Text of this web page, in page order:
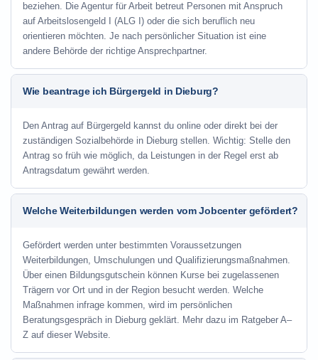
beziehen. Die Agentur für Arbeit betreut Personen mit Anspruch
auf Arbeitslosengeld I (ALG I) oder die sich beruflich neu
orientieren möchten. Je nach persönlicher Situation ist eine
andere Behörde der richtige Ansprechpartner.
Wie beantrage ich Bürgergeld in Dieburg?
Den Antrag auf Bürgergeld kannst du online oder direkt bei der
zuständigen Sozialbehörde in Dieburg stellen. Wichtig: Stelle den
Antrag so früh wie möglich, da Leistungen in der Regel erst ab
Antragsdatum gewährt werden.
Welche Weiterbildungen werden vom Jobcenter gefördert?
Gefördert werden unter bestimmten Voraussetzungen
Weiterbildungen, Umschulungen und Qualifizierungsmaßnahmen.
Über einen Bildungsgutschein können Kurse bei zugelassenen
Trägern vor Ort und in der Region besucht werden. Welche
Maßnahmen infrage kommen, wird im persönlichen
Beratungsgespräch in Dieburg geklärt. Mehr dazu im Ratgeber A–
Z auf dieser Website.